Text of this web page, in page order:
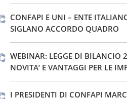
CONFAPI E UNI – ENTE
SIGLANO ACCORDO QUADRO
WEBINAR: LEGGE DI BILANCIO
NOVITA’ E VANTAGGI PER LE
I PRESIDENTI DI CONFAPI